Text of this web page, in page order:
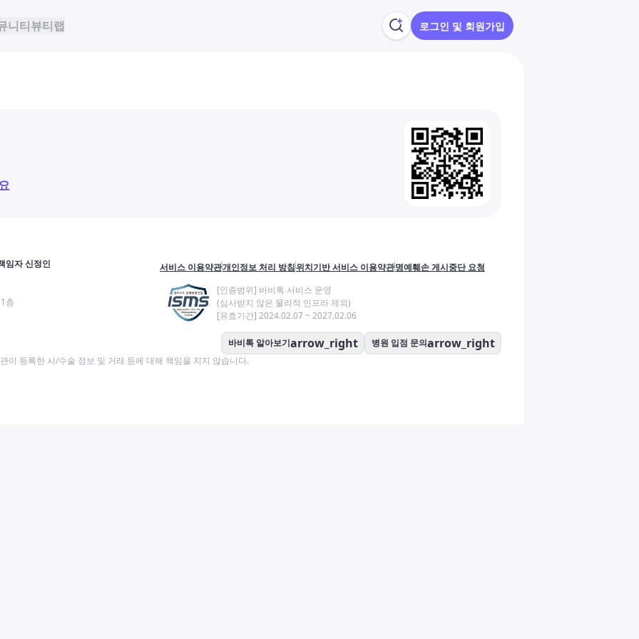
니티뷰티랩 로그인 및 회원가입
임자 신정인
층
서비스 이용약관개인정보 처리 방침위치기반 서비스 이용약관명예훼손 게시중단 요청
[인증범위] 바비톡 서비스 운영
(심사받지 않은 물리적 인프라 제외)
[유효기간] 2024.02.07 ~ 2027.02.06
바비톡 알아보기arrow_right 병원 입점 문의arrow_right
이 등록한 시/수술 정보 및 거래 등에 대해 책임을 지지 않습니다.